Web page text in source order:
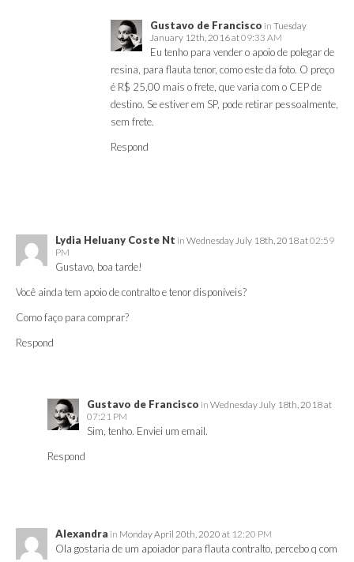
Gustavo de Francisco in Tuesday
January 12th, 2016 at09:33 AM
Eu tenho para vender o apoio de polegar de
resina, para flauta tenor, como este da foto. O preço
é R$ 25,00 mais o frete, que varia com o CEP de
destino. Se estiver em SP, pode retirar pessoalmente,
sem frete.
Respond
Lydia Heluany Coste Nt in Wednesday July 18th, 2018 at02:59
PM
Gustavo, boa tarde!
Você ainda tem apoio de contralto e tenor disponíveis?
Como faço para comprar?
Respond
Gustavo de Francisco in Wednesday July 18th, 2018 at
07:21 PM
Sim, tenho. Enviei um email.
Respond
Alexandra in Monday April 20th, 2020 at 12:20 PM
Ola gostaria de um apoiador para flauta contralto, percebo q com